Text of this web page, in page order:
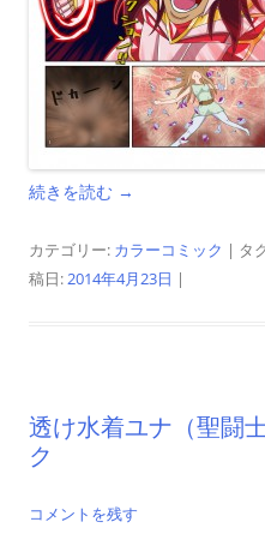
続きを読む →
カテゴリー: カラーコミック | タ
稿日:2014年4月23日 |
透け水着ユナ（聖闘
ク
コメントを残す